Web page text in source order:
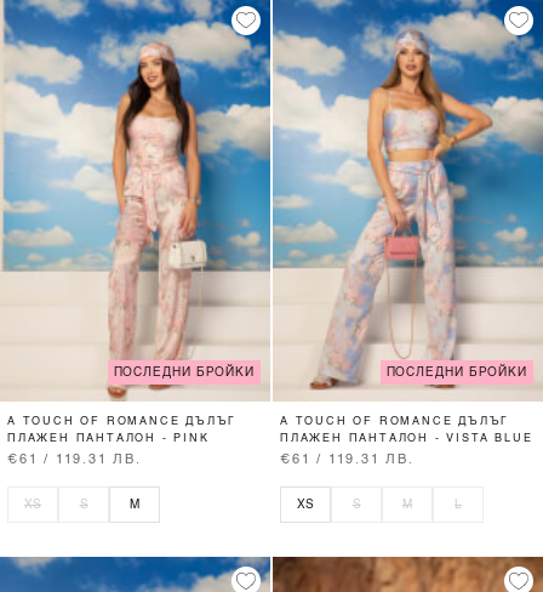
ПОСЛЕДНИ БРОЙКИ
A TOUCH OF ROMANCE ДЪЛЪГ
ПЛАЖЕН ПАНТАЛОН - PINK
€61 / 119.31 ЛВ.
XS S M
ПОСЛЕДНИ БРОЙКИ
A TOUCH OF ROMANCE ДЪЛЪГ
ПЛАЖЕН ПАНТАЛОН - VISTA BLUE
€61 / 119.31 ЛВ.
XS S M L